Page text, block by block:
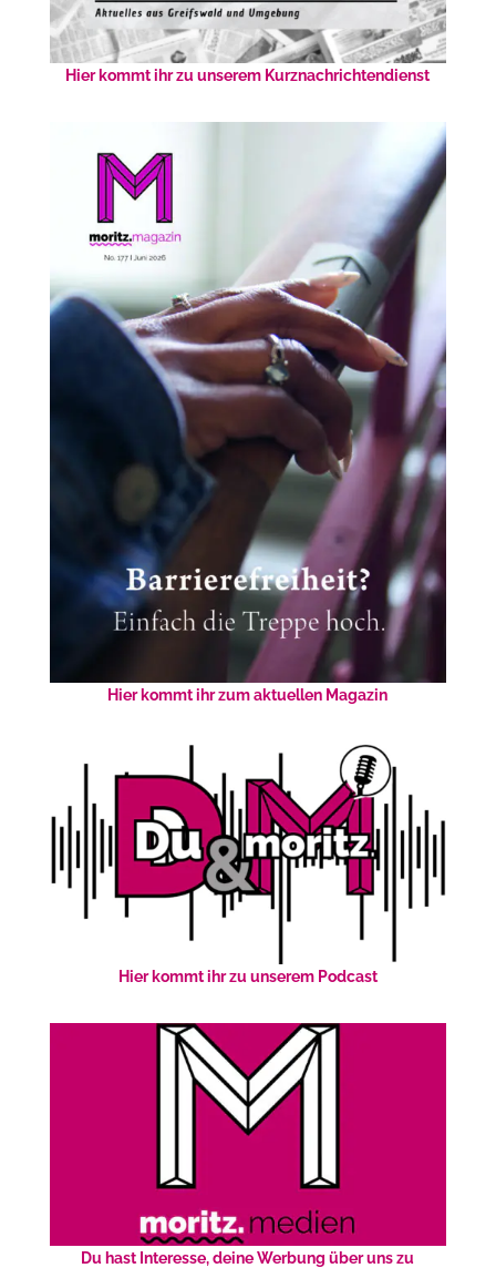
Hier kommt ihr zu unserem Kurznachrichtendienst
Hier kommt ihr zum aktuellen Magazin
Hier kommt ihr zu unserem Podcast
Du hast Interesse, deine Werbung über uns zu